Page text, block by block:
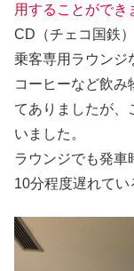
用することができ
CD（チェコ国鉄
乗客専用ラウンジ
コーヒーなど飲み
てありましたが、
いました。
ラウンジでも発車
10分程度遅れてい